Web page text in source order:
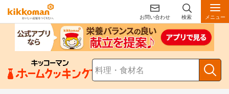
お問い合わせ 検索 メニュー